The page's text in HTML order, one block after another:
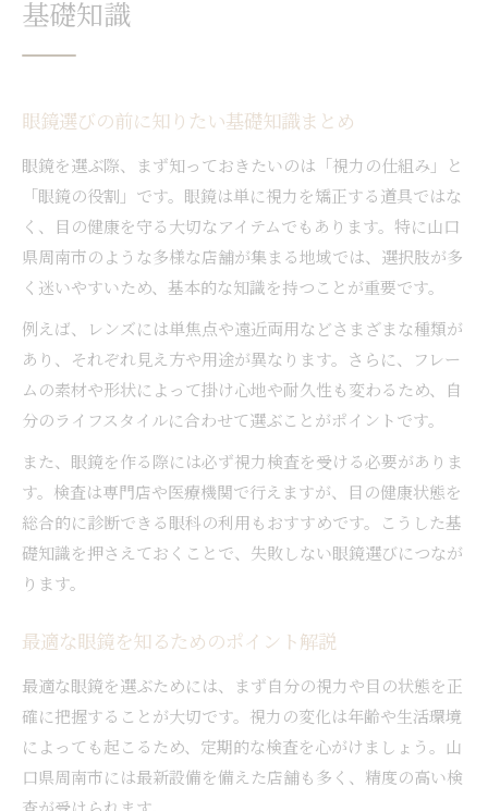
基礎知識
眼鏡選びの前に知りたい基礎知識まとめ
眼鏡を選ぶ際、まず知っておきたいのは「視力の仕組み」と
「眼鏡の役割」です。眼鏡は単に視力を矯正する道具ではな
く、目の健康を守る大切なアイテムでもあります。特に山口
県周南市のような多様な店舗が集まる地域では、選択肢が多
く迷いやすいため、基本的な知識を持つことが重要です。
例えば、レンズには単焦点や遠近両用などさまざまな種類が
あり、それぞれ見え方や用途が異なります。さらに、フレー
ムの素材や形状によって掛け心地や耐久性も変わるため、自
分のライフスタイルに合わせて選ぶことがポイントです。
また、眼鏡を作る際には必ず視力検査を受ける必要がありま
す。検査は専門店や医療機関で行えますが、目の健康状態を
総合的に診断できる眼科の利用もおすすめです。こうした基
礎知識を押さえておくことで、失敗しない眼鏡選びにつなが
ります。
最適な眼鏡を知るためのポイント解説
最適な眼鏡を選ぶためには、まず自分の視力や目の状態を正
確に把握することが大切です。視力の変化は年齢や生活環境
によっても起こるため、定期的な検査を心がけましょう。山
口県周南市には最新設備を備えた店舗も多く、精度の高い検